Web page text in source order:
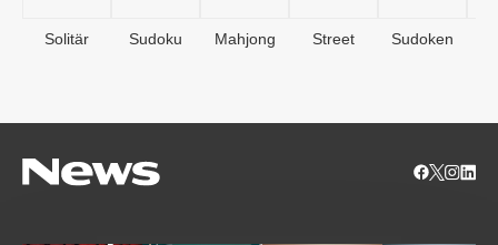
Solitär Sudoku Mahjong Street Sudoken